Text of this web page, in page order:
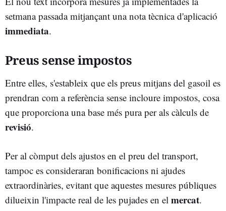
setmana passada mitjançant una nota tècnica d'aplicació
immediata.
Preus sense impostos
Entre elles, s'estableix que els preus mitjans del gasoil es
prendran com a referència sense incloure impostos, cosa
que proporciona una base més pura per als càlculs de
revisió.
Per al còmput dels ajustos en el preu del transport,
tampoc es consideraran bonificacions ni ajudes
extraordinàries, evitant que aquestes mesures públiques
dilueixin l'impacte real de les pujades en el mercat.